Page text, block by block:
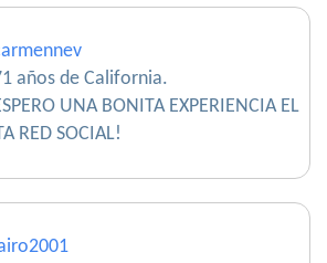
años de California.
UNA BONITA EXPERIENCIA EL
RED SOCIAL!